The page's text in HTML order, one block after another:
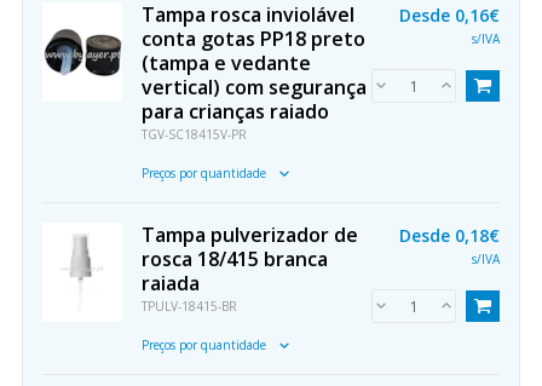
Tampa rosca inviolável
conta gotas PP18 preto
(tampa e vedante
vertical) com segurança
para crianças raiado
TGV-SC18415V-PR
Preços por quantidade
Desde 0,16€
s/IVA
Tampa pulverizador de
rosca 18/415 branca
raiada
TPULV-18415-BR
Preços por quantidade
Desde 0,18€
s/IVA